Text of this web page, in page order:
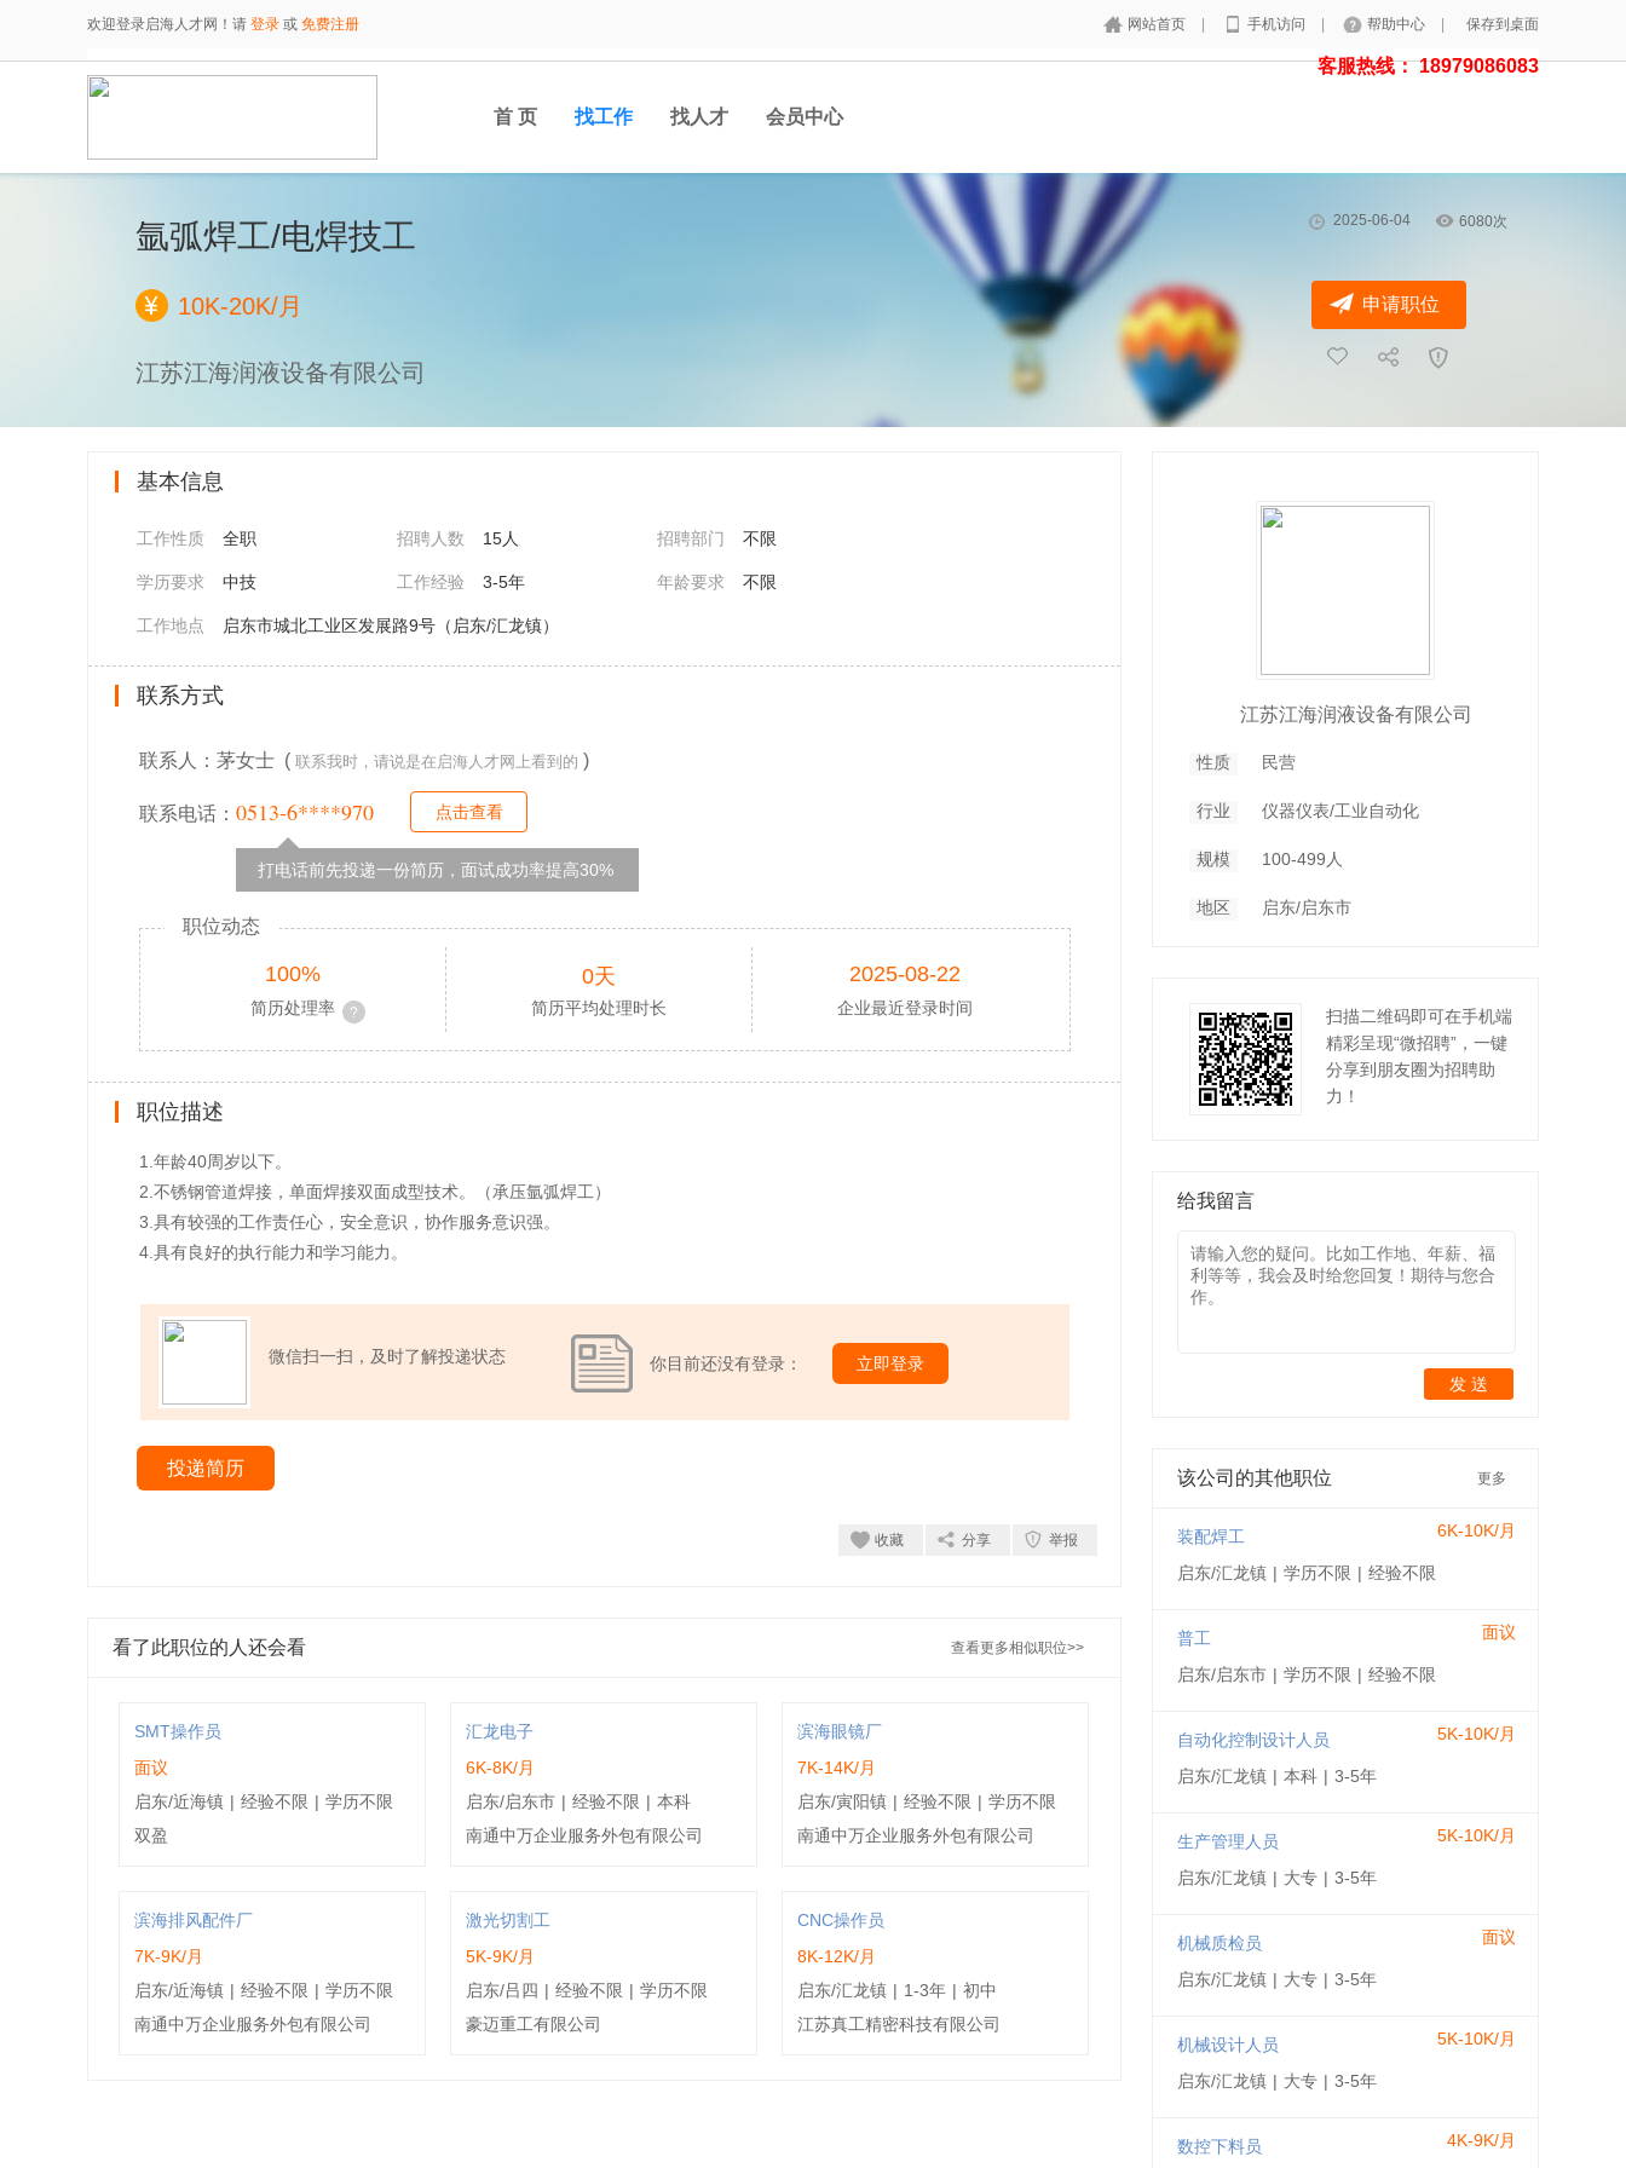
欢迎登录启海人才网！请 登录 或 免费注册 网站首页 手机访问 帮助中心 保存到桌面
客服热线： 18979086083
首 页 找工作 找人才 会员中心
2025-06-04 6080次
氩弧焊工/电焊技工
10K-20K/月
江苏江海润液设备有限公司
申请职位
基本信息
工作性质 全职 招聘人数 15人 招聘部门 不限
学历要求 中技 工作经验 3-5年 年龄要求 不限
工作地点 启东市城北工业区发展路9号（启东/汇龙镇）
联系方式
联系人：茅女士 ( 联系我时，请说是在启海人才网上看到的 )
联系电话： 0513-6****970 点击查看
打电话前先投递一份简历，面试成功率提高30%
职位动态
100%
简历处理率
0天
简历平均处理时长
2025-08-22
企业最近登录时间
职位描述
1.年龄40周岁以下。
2.不锈钢管道焊接，单面焊接双面成型技术。（承压氩弧焊工）
3.具有较强的工作责任心，安全意识，协作服务意识强。
4.具有良好的执行能力和学习能力。
微信扫一扫，及时了解投递状态 你目前还没有登录： 立即登录
投递简历
收藏 分享 举报
看了此职位的人还会看 查看更多相似职位>>
SMT操作员
面议
启东/近海镇 | 经验不限 | 学历不限
双盈
汇龙电子
6K-8K/月
启东/启东市 | 经验不限 | 本科
南通中万企业服务外包有限公司
滨海眼镜厂
7K-14K/月
启东/寅阳镇 | 经验不限 | 学历不限
南通中万企业服务外包有限公司
滨海排风配件厂
7K-9K/月
启东/近海镇 | 经验不限 | 学历不限
南通中万企业服务外包有限公司
激光切割工
5K-9K/月
启东/吕四 | 经验不限 | 学历不限
豪迈重工有限公司
CNC操作员
8K-12K/月
启东/汇龙镇 | 1-3年 | 初中
江苏真工精密科技有限公司
江苏江海润液设备有限公司
性质 民营
行业 仪器仪表/工业自动化
规模 100-499人
地区 启东/启东市
扫描二维码即可在手机端
精彩呈现“微招聘”，一键
分享到朋友圈为招聘助
力！
给我留言
发 送
该公司的其他职位 更多
装配焊工 6K-10K/月
启东/汇龙镇 | 学历不限 | 经验不限
普工 面议
启东/启东市 | 学历不限 | 经验不限
自动化控制设计人员 5K-10K/月
启东/汇龙镇 | 本科 | 3-5年
生产管理人员 5K-10K/月
启东/汇龙镇 | 大专 | 3-5年
机械质检员 面议
启东/汇龙镇 | 大专 | 3-5年
机械设计人员 5K-10K/月
启东/汇龙镇 | 大专 | 3-5年
数控下料员 4K-9K/月